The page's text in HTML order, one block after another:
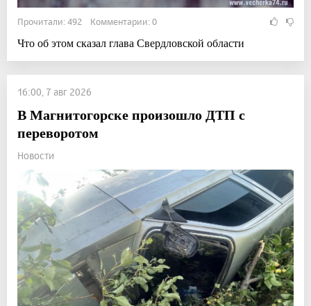
Прочитали: 492 Комментарии: 0
Что об этом сказал глава Свердловской области
16:00, 7 авг 2026
В Магнитогорске произошло ДТП с
переворотом
Новости